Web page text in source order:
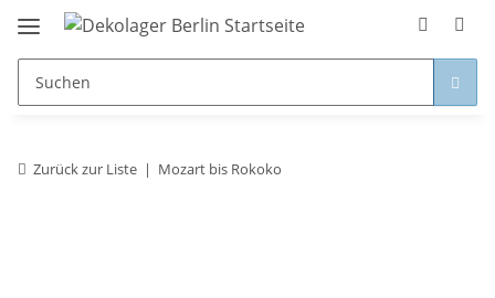
Zurück zur Liste Mozart bis Rokoko